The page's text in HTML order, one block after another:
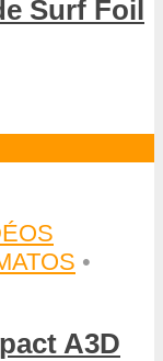
Surf Foil
•
A3D